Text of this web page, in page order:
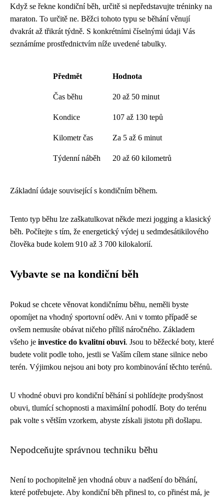
Když se řekne kondiční běh, určitě si nepředstavujte tréninky na
maraton. To určitě ne. Běžci tohoto typu se běhání věnují
dvakrát až třikrát týdně. S konkrétními číselnými údaji Vás
seznámíme prostřednictvím níže uvedené tabulky.
Předmět Hodnota
Čas běhu 20 až 50 minut
Kondice 107 až 130 tepů
Kilometr čas Za 5 až 6 minut
Týdenní náběh 20 až 60 kilometrů
Základní údaje související s kondičním během.
Tento typ běhu lze zaškatulkovat někde mezi jogging a klasický
běh. Počítejte s tím, že energetický výdej u sedmdesátikilového
člověka bude kolem 910 až 3 700 kilokalorií.
Vybavte se na kondiční běh
Pokud se chcete věnovat kondičnímu běhu, neměli byste
opomíjet na vhodný sportovní oděv. Ani v tomto případě se
ovšem nemusíte obávat ničeho příliš náročného. Základem
všeho je investice do kvalitní obuvi. Jsou to běžecké boty, které
budete volit podle toho, jestli se Vaším cílem stane silnice nebo
terén. Výjimkou nejsou ani boty pro kombinování těchto terénů.
U vhodné obuvi pro kondiční běhání si pohlídejte prodyšnost
obuvi, tlumící schopnosti a maximální pohodlí. Boty do terénu
pak volte s větším vzorkem, abyste získali jistotu při došlapu.
Nepodceňujte správnou techniku běhu
Není to pochopitelně jen vhodná obuv a nadšení do běhání,
které potřebujete. Aby kondiční běh přinesl to, co přinést má, je